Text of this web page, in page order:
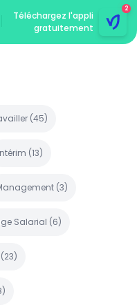
Téléchargez l'appli
gratuitement
2
(45)
(13)
(3)
Salarial (6)
(23)
)